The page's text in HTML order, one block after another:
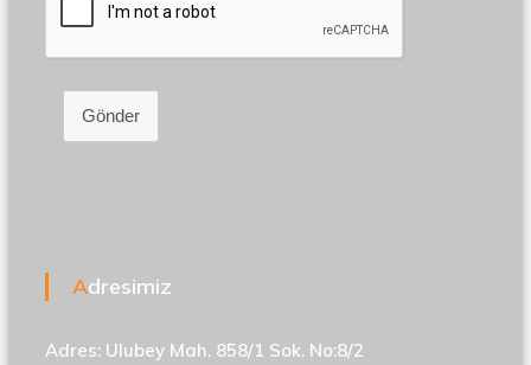
Gönder
Adresimiz
Adres: Ulubey Mah. 858/1 Sok. No:8/2